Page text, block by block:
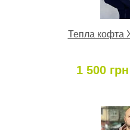
Тепла кофта
1 500 грн